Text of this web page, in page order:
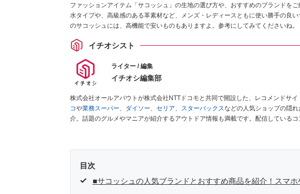
ファッションアイテム「サコッシュ」の生地の選び方や、おすすめのブランドを
水タイプや、高級感のある革素材など、メンズ・レディースともに使い勝手の良
のサコッシュには、高機能で安いものもありますよ。参考にしてみてくださいね。
イチオシスト
ライター / 編集
イチオシ編集部
株式会社オールアバウトが株式会社NTTドコモと共同で開設した、レコメンドサイ
コや業務スーパー、 ダイソー、 セリア、 スターバックスなどの人気ショップの隠
介。話題のグルメやマニアが紹介するアウトドア情報も満載です。配信している
目次
■サコッシュの人気ブランドとおすすめ商品を紹介！スマ